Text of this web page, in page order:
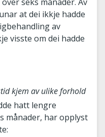
at dei ikkje hadde
av
visste om dei hadde
kjem av ulike forhold
hatt lengre
månader, har opplyst